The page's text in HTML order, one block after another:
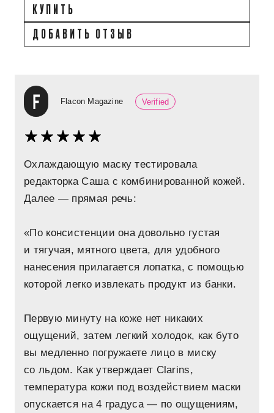
КУПИТЬ
ДОБАВИТЬ ОТЗЫВ
Flacon Magazine Verified
Охлаждающую маску тестировала
редакторка Саша с комбинированной кожей.
Далее — прямая речь:
«По консистенции она довольно густая
и тягучая, мятного цвета, для удобного
нанесения прилагается лопатка, с помощью
которой легко извлекать продукт из банки.
Первую минуту на коже нет никаких
ощущений, затем легкий холодок, как буто
вы медленно погружаете лицо в миску
со льдом. Как утверждает Clarins,
температура кожи под воздействием маски
опускается на 4 градуса — по ощущениям,